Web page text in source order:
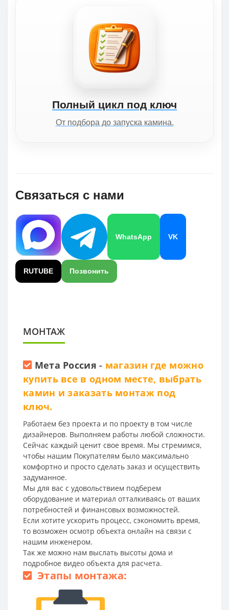
Полный цикл под ключ
От подбора до запуска камина.
Связаться с нами
WhatsApp VK
RUTUBE Позвонить
МОНТАЖ
Мета Россия - магазин где можно
купить все в одном месте, выбрать
камин и заказать монтаж под
ключ.
Работаем без проекта и по проекту в том числе
дизайнеров. Выполняем работы любой сложности.
Сейчас каждый ценит свое время. Мы стремимся,
чтобы нашим Покупателям было максимально
комфортно и просто сделать заказ и осуществить
задуманное.
Мы для вас с удовольствием подберем
оборудование и материал отталкиваясь от ваших
потребностей и финансовых возможностей.
Если хотите ускорить процесс, сэкономить время,
то возможен осмотр объекта онлайн на связи с
нашим инженером.
Так же можно нам выслать высоты дома и
подробное видео объекта для расчета.
Этапы монтажа: